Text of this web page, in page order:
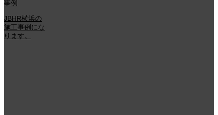
事例
JBHR横浜の
施工事例にな
ります。